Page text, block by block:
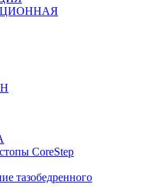
CoreStep
тазобедренного